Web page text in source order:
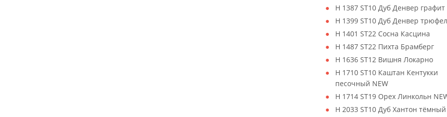
H 1387 ST10 Дуб Денвер графит
H 1399 ST10 Дуб Денвер
H 1401 ST22 Сосна Касцина
H 1487 ST22 Пихта Брамберг
H 1636 ST12 Вишня Локарно
H 1710 ST10 Каштан Кентукки
песочный NEW
H 1714 ST19 Орех Линкольн
H 2033 ST10 Дуб Хантон тёмный